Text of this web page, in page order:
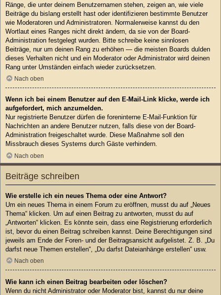
Ränge, die unter deinem Benutzernamen stehen, zeigen an, wie viele
Beiträge du bislang erstellt hast oder identifizieren bestimmte Benutzer
wie Moderatoren und Administratoren. Normalerweise kannst du den
Wortlaut eines Ranges nicht direkt ändern, da sie von der Board-
Administration festgelegt wurden. Bitte schreibe keine sinnlosen
Beiträge, nur um deinen Rang zu erhöhen — die meisten Boards dulden
dieses Verhalten nicht und ein Moderator oder Administrator wird deinen
Rang unter Umständen einfach wieder zurücksetzen.
Nach oben
Wenn ich bei einem Benutzer auf den E-Mail-Link klicke, werde ich
aufgefordert, mich anzumelden.
Nur registrierte Benutzer dürfen die foreninterne E-Mail-Funktion für
Nachrichten an andere Benutzer nutzen, falls diese von der Board-
Administration freigeschaltet wurde. Diese Maßnahme soll den
Missbrauch dieses Systems durch Gäste verhindern.
Nach oben
Beiträge schreiben
Wie erstelle ich ein neues Thema oder eine Antwort?
Um ein neues Thema in einem Forum zu eröffnen, musst du auf „Neues
Thema“ klicken. Um auf einen Beitrag zu antworten, musst du auf
„Antworten“ klicken. Es könnte sein, dass eine Registrierung erforderlich
ist, bevor du einen Beitrag schreiben kannst. Deine Berechtigungen sind
jeweils am Ende der Foren- und der Beitragsansicht aufgelistet. Z. B. „Du
darfst neue Themen erstellen“, „Du darfst Dateianhänge erstellen“ usw.
Nach oben
Wie kann ich einen Beitrag bearbeiten oder löschen?
Wenn du nicht Administrator oder Moderator bist, kannst du nur deine